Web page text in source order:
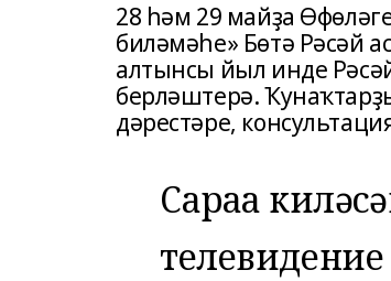
28 һәм 29 майҙа
биләмәһе» Бөтә Рәсәй
алтынсы йыл инде
берләштерә.
дәрестәре,
Сараға